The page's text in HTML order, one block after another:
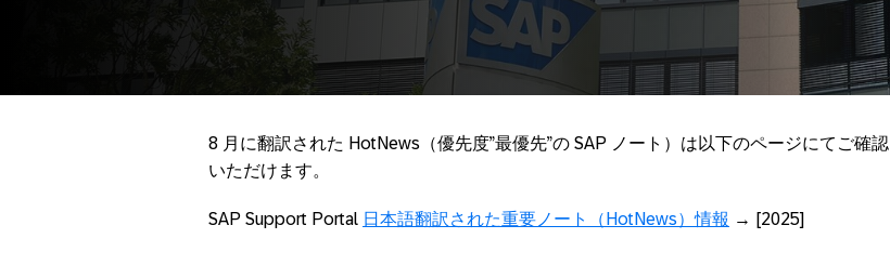
8 月に翻訳された HotNews（優先度”最優先”の SAP ノート）は以下のページにてご確認
いただけます。
SAP Support Portal 日本語翻訳された重要ノート（HotNews）情報 → [2025]